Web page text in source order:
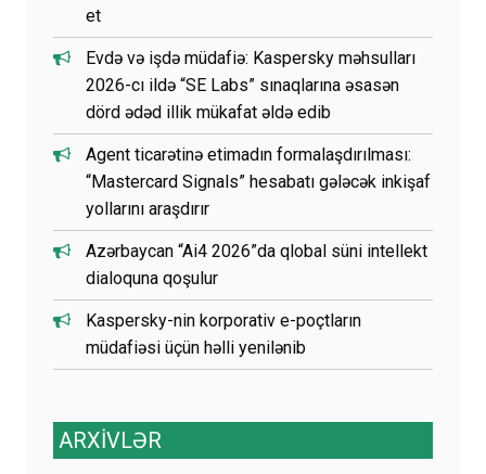
et
Evdə və işdə müdafiə: Kaspersky məhsulları
2026-cı ildə “SE Labs” sınaqlarına əsasən
dörd ədəd illik mükafat əldə edib
Agent ticarətinə etimadın formalaşdırılması:
“Mastercard Signals” hesabatı gələcək inkişaf
yollarını araşdırır
Azərbaycan “Ai4 2026”da qlobal süni intellekt
dialoquna qoşulur
Kaspersky-nin korporativ e-poçtların
müdafiəsi üçün həlli yenilənib
ARXİVLƏR